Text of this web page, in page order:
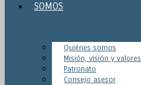
SOMOS
Quiénes somos
Misión, visión y valores
Patronato
Consejo asesor